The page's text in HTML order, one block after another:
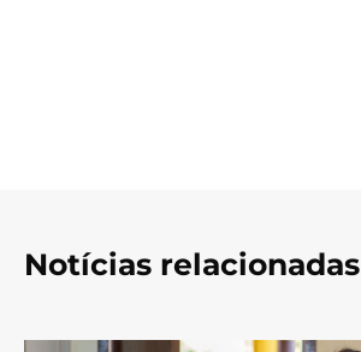
Notícias relacionadas